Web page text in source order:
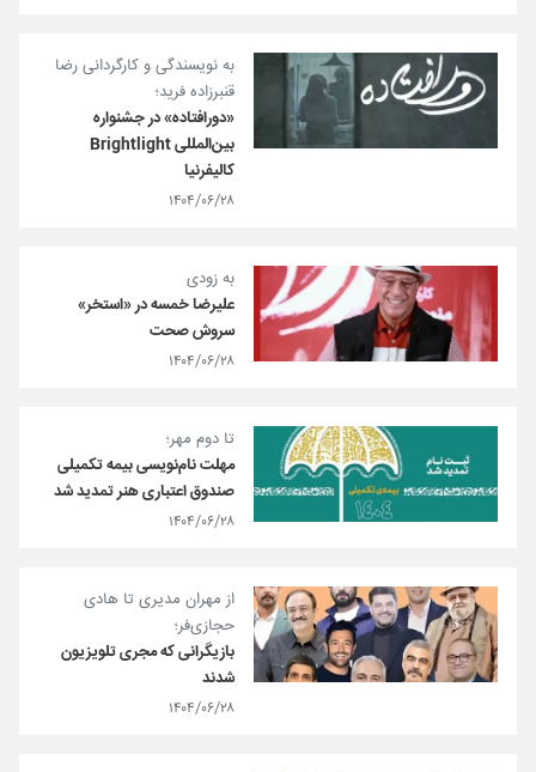
به نویسندگی و کارگردانی رضا
قنبرزاده فرید؛
«دورافتاده» در جشنواره
بین‌المللی Brightlight
کالیفرنیا
۱۴۰۴/۰۶/۲۸
به زودی
علیرضا خمسه در «استخر»
سروش صحت
۱۴۰۴/۰۶/۲۸
تا دوم مهر؛
مهلت نام‌نویسی بیمه تکمیلی
صندوق اعتباری هنر تمدید شد
۱۴۰۴/۰۶/۲۸
از مهران مدیری تا هادی
حجازی‌فر؛
بازیگرانی که مجری تلویزیون
شدند
۱۴۰۴/۰۶/۲۸